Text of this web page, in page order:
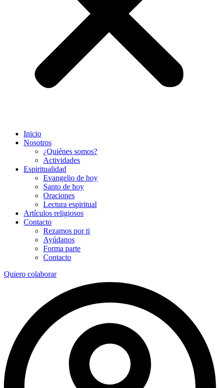
Inicio
Nosotros
¿Quiénes somos?
Actividades
Espiritualidad
Evangelio de hoy
Santo de hoy
Oraciones
Lectura espiritual
Artículos religiosos
Contacto
Rezamos por ti
Ayúdanos
Forma parte
Contacto
Quiero colaborar